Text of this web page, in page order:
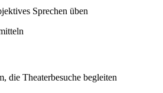
Sprechen üben
die Theaterbesuche begleiten